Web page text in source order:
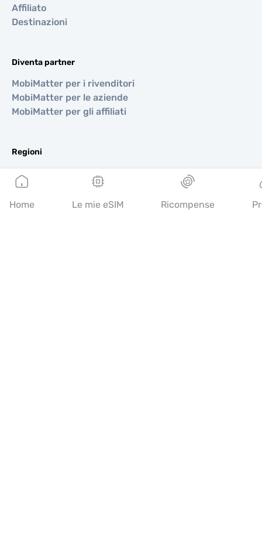
Affiliato
Destinazioni
Diventa partner
MobiMatter per i rivenditori
MobiMatter per le aziende
MobiMatter per gli affiliati
Regioni
eSIM per Europa
eSIM per Asia
eSIM per Americhe
Home Le mie eSIM Ricompense